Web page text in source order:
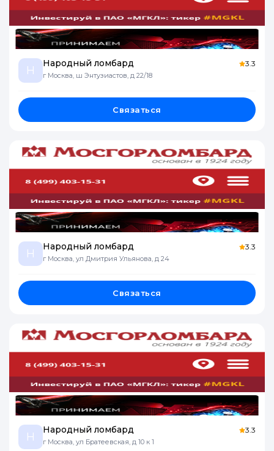
Н
Народный ломбард
г Москва, ш Энтузиастов, д 22/18
3.3
Связаться
Н
Народный ломбард
г Москва, ул Дмитрия Ульянова, д 24
3.3
Связаться
Н
Народный ломбард
г Москва, ул Братеевская, д 10 к 1
3.3